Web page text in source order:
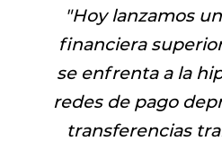
"Hoy lanzamos
financiera
se enfrenta a la
redes de pago
transferencias